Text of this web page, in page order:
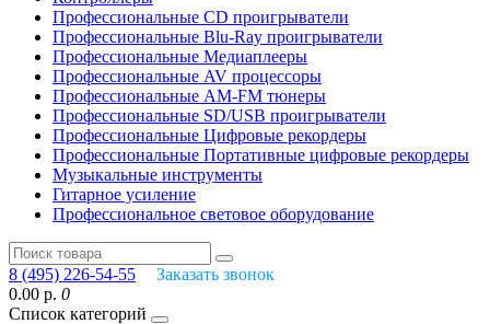
Профессиональные СD проигрыватели
Профессиональные Blu-Ray проигрыватели
Профессиональные Медиаплееры
Профессиональные AV процессоры
Профессиональные AM-FM тюнеры
Профессиональные SD/USB проигрыватели
Профессиональные Цифровые рекордеры
Профессиональные Портативные цифровые рекордеры
Музыкальные инструменты
Гитарное усиление
Профессиональное световое оборудование
8 (495) 226-54-55
Заказать звонок
0.00 р. 0
Список категорий